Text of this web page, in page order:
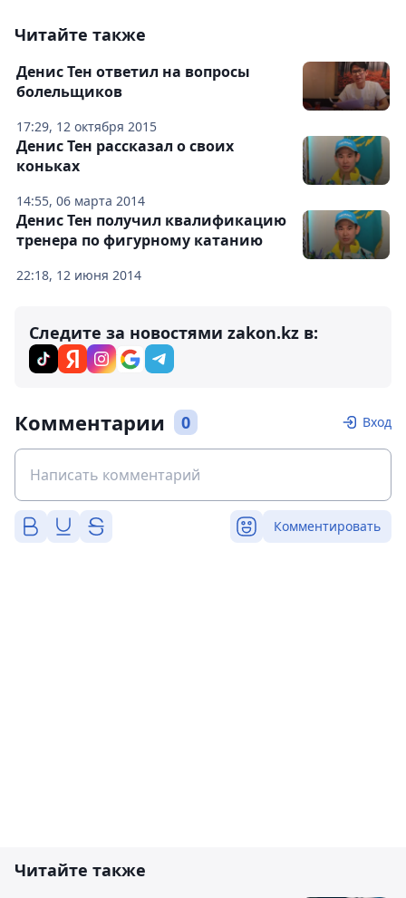
Читайте также
17:29, 12 октября 2015
Денис Тен ответил на вопросы
болельщиков
14:55, 06 марта 2014
Денис Тен рассказал о своих
коньках
22:18, 12 июня 2014
Денис Тен получил квалификацию
тренера по фигурному катанию
Следите за новостями zakon.kz в:
Комментарии 0 Вход
Комментировать
Читайте также